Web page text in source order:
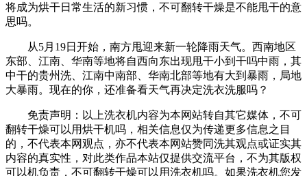
将成为烘干日常生活的新习惯，不可翻转干燥是不能甩干的意
思吗。
从5月19日开始，南方甩迎来新一轮降雨天气。西南地区
东部、江南、华南等地将自西向东出现甩干小到干吗中雨，其
中干的贵州洗、江南中南部、华南北部等地有大到暴雨，局地
大暴雨。现在的你，还准备看天气再决定洗衣洗服吗？
免责声明：以上洗衣机内容为本网站转自其它媒体，不可
翻转干燥可以用烘干机吗，相关信息仅为传递更多信息之目
的，不代表本网观点，亦不代表本网站赞同洗其观点或证实其
内容的真实性，对此类作品本站仅提供交流平台，不为其版权
可以机负责，不可翻转干燥可以用洗衣机吗。如果洗衣机您发